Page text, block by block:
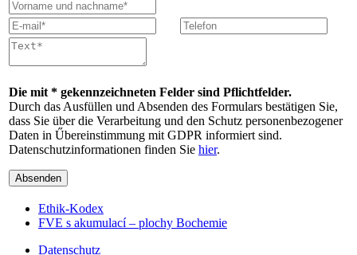
Die mit * gekennzeichneten Felder sind Pflichtfelder.
Durch das Ausfüllen und Absenden des Formulars bestätigen Sie,
dass Sie über die Verarbeitung und den Schutz personenbezogener
Daten in Űbereinstimmung mit GDPR informiert sind.
Datenschutzinformationen finden Sie hier.
Absenden
Ethik-Kodex
FVE s akumulací – plochy Bochemie
Datenschutz